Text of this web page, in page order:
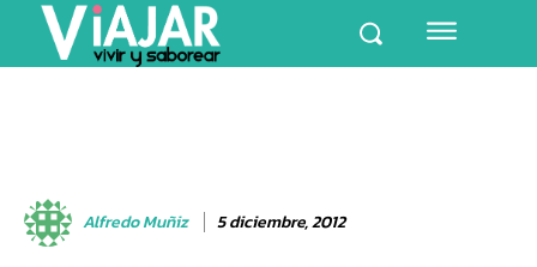
Alfredo Muñiz 5 diciembre, 2012